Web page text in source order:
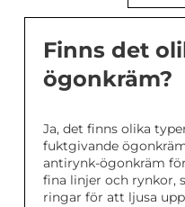
Finns det
ögonkräm?
Ja, det finns olika
fuktgivande
antirynk-ögonkräm
fina linjer och rynkor,
ringar för att ljusa